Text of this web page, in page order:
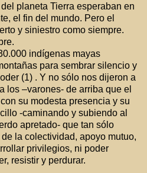
planeta Tierra esperaban en
el fin del mundo. Pero el
y siniestro como siempre.
indígenas mayas
para sembrar silencio y
(1) . Y no sólo nos dijeron a
los –varones- de arriba que el
su modesta presencia y su
-caminando y subiendo al
apretado- que tan sólo
la colectividad, apoyo mutuo,
privilegios, ni poder
resistir y perdurar.